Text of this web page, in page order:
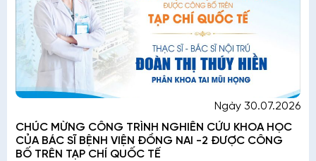
Ngày 30.07.2026
CHÚC MỪNG CÔNG TRÌNH NGHIÊN CỨU KHOA HỌC
CỦA BÁC SĨ BỆNH VIỆN ĐỒNG NAI -2 ĐƯỢC CÔNG
BỐ TRÊN TẠP CHÍ QUỐC TẾ